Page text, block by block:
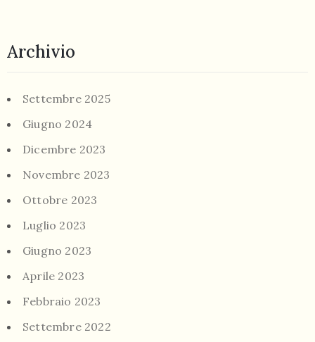
Archivio
Settembre 2025
Giugno 2024
Dicembre 2023
Novembre 2023
Ottobre 2023
Luglio 2023
Giugno 2023
Aprile 2023
Febbraio 2023
Settembre 2022